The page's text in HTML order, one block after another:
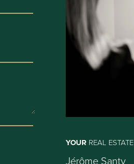
YOUR REAL ESTATE
Jérôme Santy